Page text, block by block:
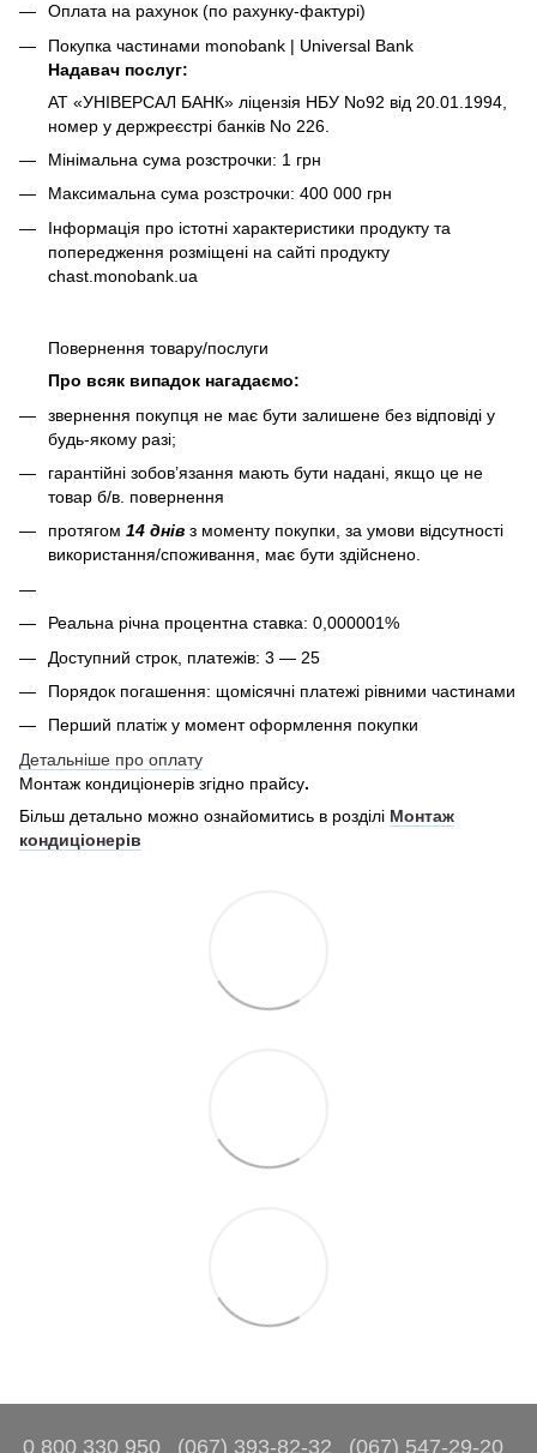
Оплата на рахунок (по рахунку-фактурі)
Покупка частинами monobank | Universal Bank
Надавач послуг:
АТ «УНІВЕРСАЛ БАНК» ліцензія НБУ No92 від 20.01.1994,
номер у держреєстрі банків No 226.
Мінімальна сума розстрочки: 1 грн
Максимальна сума розстрочки: 400 000 грн
Інформація про істотні характеристики продукту та
попередження розміщені на сайті продукту
chast.monobank.ua
Повернення товару/послуги
Про всяк випадок нагадаємо:
звернення покупця не має бути залишене без відповіді у
будь-якому разі;
гарантійні зобов’язання мають бути надані, якщо це не
товар б/в. повернення
протягом 14 днів з моменту покупки, за умови відсутності
використання/споживання, має бути здійснено.
Реальна річна процентна ставка: 0,000001%
Доступний строк, платежів: 3 — 25
Порядок погашення: щомісячні платежі рівними частинами
Перший платіж у момент оформлення покупки
Детальніше про оплату
Монтаж кондиціонерів згідно прайсу.
Більш детально можно ознайомитись в розділі Монтаж
кондиціонерів
0 800 330 950 (067) 393-82-32 (067) 547-29-20